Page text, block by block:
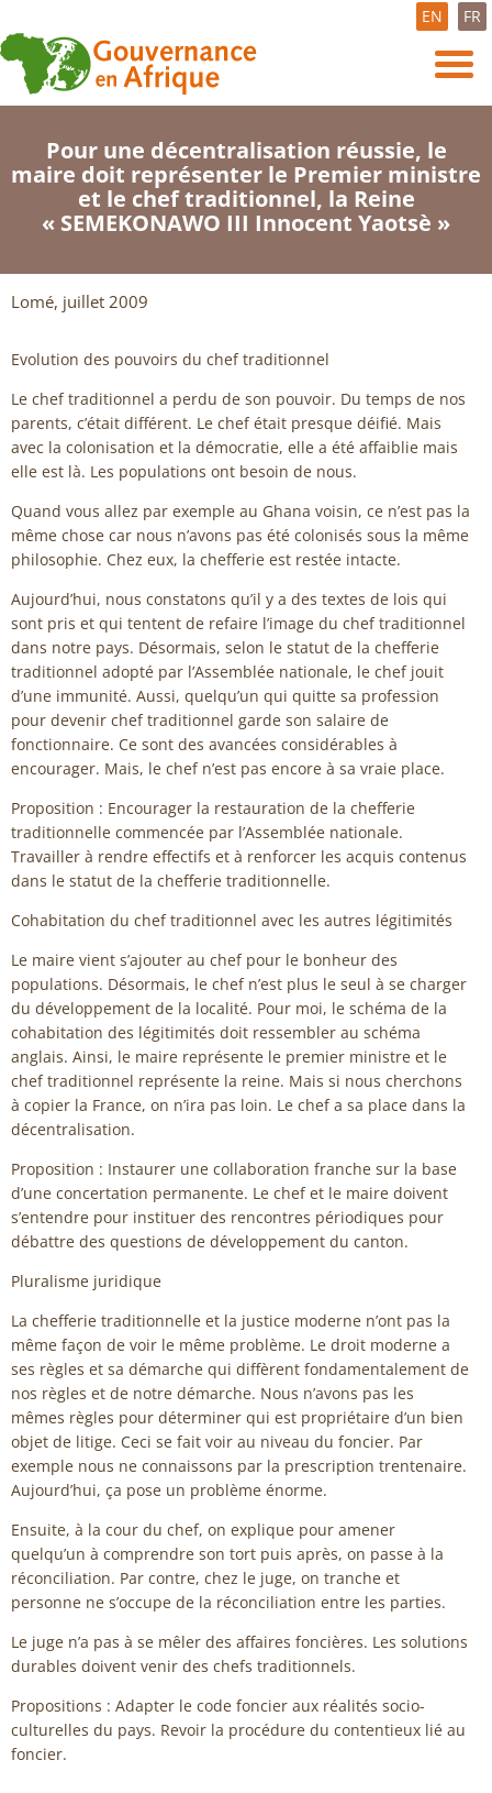
EN FR
Pour une décentralisation réussie, le
maire doit représenter le Premier ministre
et le chef traditionnel, la Reine
« SEMEKONAWO III Innocent Yaotsè »
Lomé, juillet 2009
Evolution des pouvoirs du chef traditionnel
Le chef traditionnel a perdu de son pouvoir. Du temps de nos
parents, c’était différent. Le chef était presque déifié. Mais
avec la colonisation et la démocratie, elle a été affaiblie mais
elle est là. Les populations ont besoin de nous.
Quand vous allez par exemple au Ghana voisin, ce n’est pas la
même chose car nous n’avons pas été colonisés sous la même
philosophie. Chez eux, la chefferie est restée intacte.
Aujourd’hui, nous constatons qu’il y a des textes de lois qui
sont pris et qui tentent de refaire l’image du chef traditionnel
dans notre pays. Désormais, selon le statut de la chefferie
traditionnel adopté par l’Assemblée nationale, le chef jouit
d’une immunité. Aussi, quelqu’un qui quitte sa profession
pour devenir chef traditionnel garde son salaire de
fonctionnaire. Ce sont des avancées considérables à
encourager. Mais, le chef n’est pas encore à sa vraie place.
Proposition : Encourager la restauration de la chefferie
traditionnelle commencée par l’Assemblée nationale.
Travailler à rendre effectifs et à renforcer les acquis contenus
dans le statut de la chefferie traditionnelle.
Cohabitation du chef traditionnel avec les autres légitimités
Le maire vient s’ajouter au chef pour le bonheur des
populations. Désormais, le chef n’est plus le seul à se charger
du développement de la localité. Pour moi, le schéma de la
cohabitation des légitimités doit ressembler au schéma
anglais. Ainsi, le maire représente le premier ministre et le
chef traditionnel représente la reine. Mais si nous cherchons
à copier la France, on n’ira pas loin. Le chef a sa place dans la
décentralisation.
Proposition : Instaurer une collaboration franche sur la base
d’une concertation permanente. Le chef et le maire doivent
s’entendre pour instituer des rencontres périodiques pour
débattre des questions de développement du canton.
Pluralisme juridique
La chefferie traditionnelle et la justice moderne n’ont pas la
même façon de voir le même problème. Le droit moderne a
ses règles et sa démarche qui diffèrent fondamentalement de
nos règles et de notre démarche. Nous n’avons pas les
mêmes règles pour déterminer qui est propriétaire d’un bien
objet de litige. Ceci se fait voir au niveau du foncier. Par
exemple nous ne connaissons par la prescription trentenaire.
Aujourd’hui, ça pose un problème énorme.
Ensuite, à la cour du chef, on explique pour amener
quelqu’un à comprendre son tort puis après, on passe à la
réconciliation. Par contre, chez le juge, on tranche et
personne ne s’occupe de la réconciliation entre les parties.
Le juge n’a pas à se mêler des affaires foncières. Les solutions
durables doivent venir des chefs traditionnels.
Propositions : Adapter le code foncier aux réalités socio-
culturelles du pays. Revoir la procédure du contentieux lié au
foncier.